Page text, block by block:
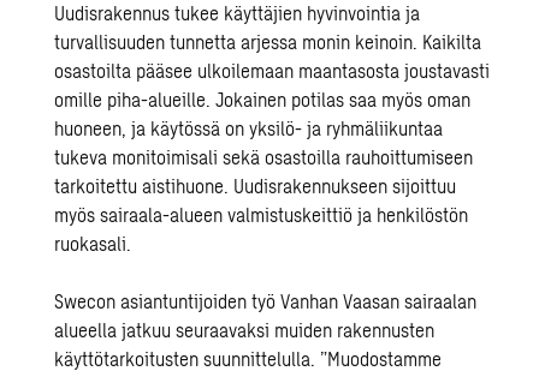
Uudisrakennus tukee käyttäjien hyvinvointia ja
turvallisuuden tunnetta arjessa monin keinoin. Kaikilta
osastoilta pääsee ulkoilemaan maantasosta joustavasti
omille piha-alueille. Jokainen potilas saa myös oman
huoneen, ja käytössä on yksilö- ja ryhmäliikuntaa
tukeva monitoimisali sekä osastoilla rauhoittumiseen
tarkoitettu aistihuone. Uudisrakennukseen sijoittuu
myös sairaala-alueen valmistuskeittiö ja henkilöstön
ruokasali.
Swecon asiantuntijoiden työ Vanhan Vaasan sairaalan
alueella jatkuu seuraavaksi muiden rakennusten
käyttötarkoitusten suunnittelulla. ”Muodostamme